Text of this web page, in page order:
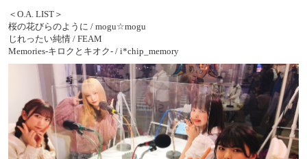
＜O.A. LIST＞
桜の花びらのように / mogu☆mogu
じれったい純情 / FEAM
Memories-キロクとキオク- / i*chip_memory